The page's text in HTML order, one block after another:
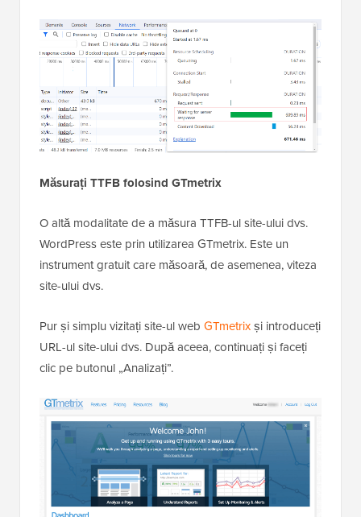
Măsurați TTFB folosind GTmetrix
O altă modalitate de a măsura TTFB-ul site-ului dvs.
WordPress este prin utilizarea GTmetrix. Este un
instrument gratuit care măsoară, de asemenea, viteza
site-ului dvs.
Pur și simplu vizitați site-ul web GTmetrixși introduceți
URL-ul site-ului dvs. După aceea, continuați și faceți
clic pe butonul „Analizați”.